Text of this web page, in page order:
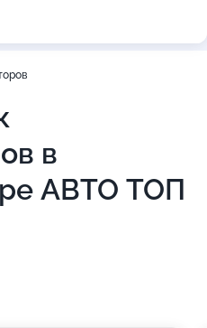
в
АВТО ТОП